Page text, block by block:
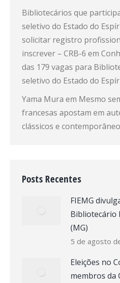
Bibliotecários que
seletivo do Estado do
solicitar registro
inscrever – CRB-6 em
das 179 vagas para
seletivo do Estado do
Yama Mura em Mesmo
francesas apostam em
clássicos e
Posts Recentes
FIEMG
Bibliotecário
(MG)
5 de agosto
Eleições no
membros da